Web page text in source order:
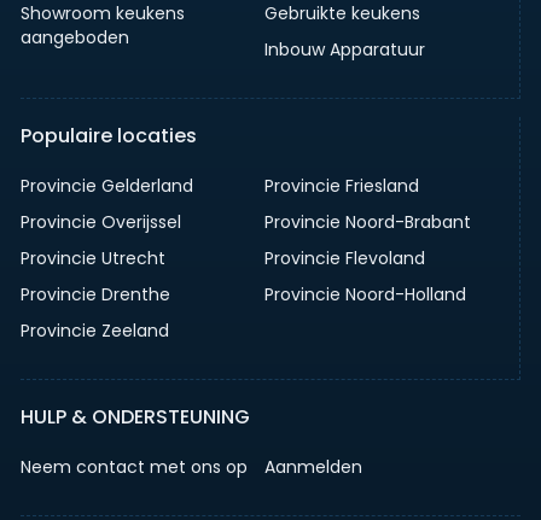
Showroom keukens
aangeboden
Gebruikte keukens
Inbouw Apparatuur
Populaire locaties
Provincie Gelderland
Provincie Friesland
Provincie Overijssel
Provincie Noord-Brabant
Provincie Utrecht
Provincie Flevoland
Provincie Drenthe
Provincie Noord-Holland
Provincie Zeeland
HULP & ONDERSTEUNING
Neem contact met ons op Aanmelden